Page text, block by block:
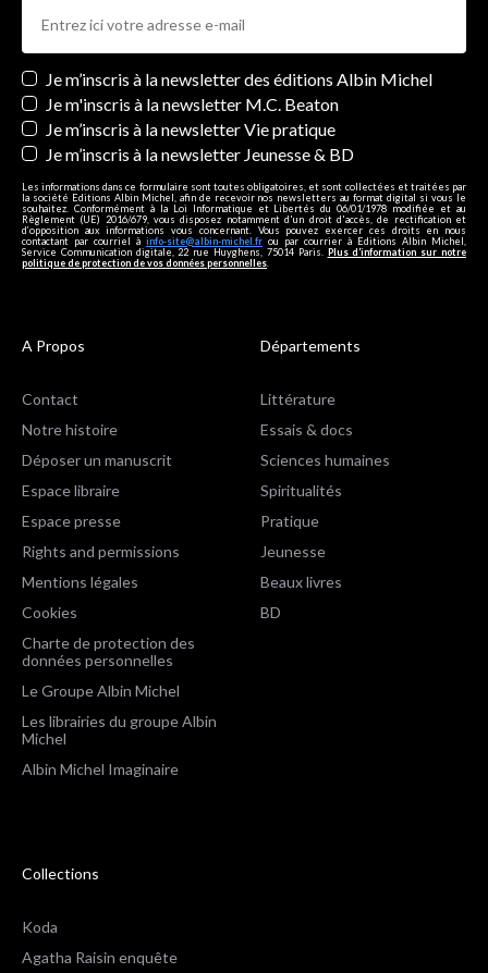
Newsletters
Je m’inscris à la newsletter des éditions Albin Michel
Je m'inscris à la newsletter M.C. Beaton
Je m’inscris à la newsletter Vie pratique
Je m’inscris à la newsletter Jeunesse & BD
Les informations dans ce formulaire sont toutes obligatoires, et sont collectées et traitées par
la société Editions Albin Michel, afin de recevoir nos newsletters au format digital si vous le
souhaitez. Conformément à la Loi Informatique et Libertés du 06/01/1978 modifiée et au
Règlement (UE) 2016/679, vous disposez notamment d'un droit d'accès, de rectification et
d’opposition aux informations vous concernant. Vous pouvez exercer ces droits en nous
contactant par courriel à info-site@albin-michel.fr ou par courrier à Editions Albin Michel,
Service Communication digitale, 22 rue Huyghens, 75014 Paris. Plus d’information sur notre
politique de protection de vos données personnelles
A Propos
Contact
Notre histoire
Déposer un manuscrit
Espace libraire
Espace presse
Rights and permissions
Mentions légales
Cookies
Charte de protection des
données personnelles
Le Groupe Albin Michel
Les librairies du groupe Albin
Michel
Albin Michel Imaginaire
Départements
Littérature
Essais & docs
Sciences humaines
Spiritualités
Pratique
Jeunesse
Beaux livres
BD
Collections
Koda
Agatha Raisin enquête